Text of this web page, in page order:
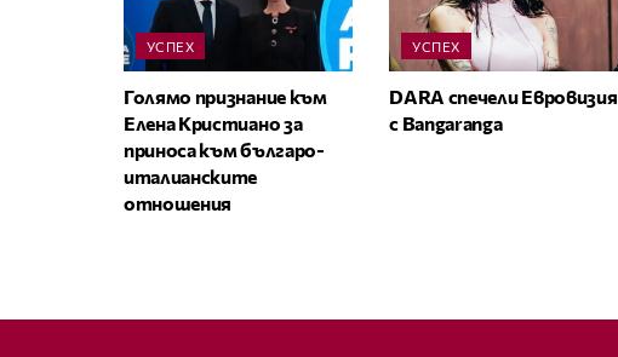
УСПЕХ
Голямо признание към
Елена Кристиано за
приноса към българо-
италианските
отношения
УСПЕХ
DARA спечели Евровизия
с Bangaranga